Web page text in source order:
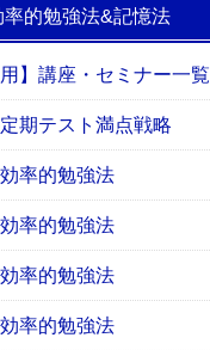
的勉強法&記憶法
用】講座・セミナー一覧
期テスト満点戦略
率的勉強法
率的勉強法
率的勉強法
率的勉強法